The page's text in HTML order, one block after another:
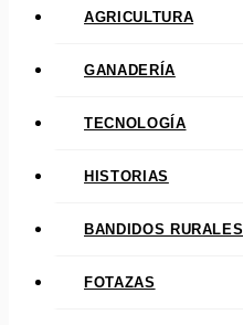
AGRICULTURA
GANADERÍA
TECNOLOGÍA
HISTORIAS
BANDIDOS RURALES
FOTAZAS